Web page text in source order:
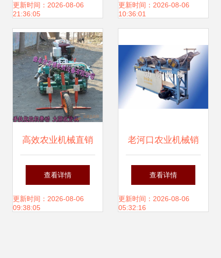
司名称]农业机械销
售有限公司简介
更新时间：2026-08-06
21:36:05
颗粒机械与农业机
更新时间：2026-08-06
10:36:01
高效农业机械直销
大蒜、大葱、大姜
收获机选购指南与
查看详情
更新时间：2026-08-06
09:38:05
老河口农业机械销
售公司的面条饺子
皮一体机供应情况
查看详情
更新时间：2026-08-06
05:32:16